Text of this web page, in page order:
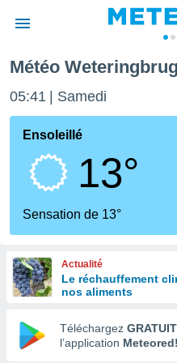
de
en
Météo Weteringbrug
05:41 Samedi
Ensoleillé
13°
Sensation de 13°
Actualité
Le réchauffement
nos aliments
Téléchargez
l’application Meteored!